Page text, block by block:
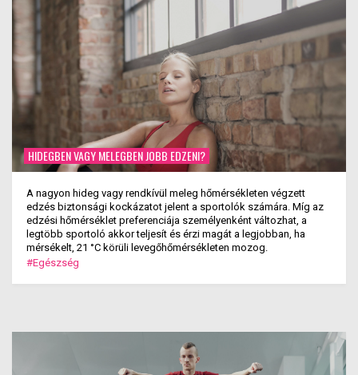
HIDEGBEN VAGY MELEGBEN JOBB EDZENI?
A nagyon hideg vagy rendkívül meleg hőmérsékleten végzett
edzés biztonsági kockázatot jelent a sportolók számára. Míg az
edzési hőmérséklet preferenciája személyenként változhat, a
legtöbb sportoló akkor teljesít és érzi magát a legjobban, ha
mérsékelt, 21 °C körüli levegőhőmérsékleten mozog.
#Egészség